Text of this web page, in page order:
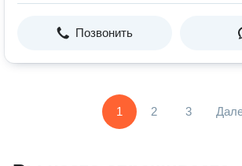
Позвонить
1 2 3